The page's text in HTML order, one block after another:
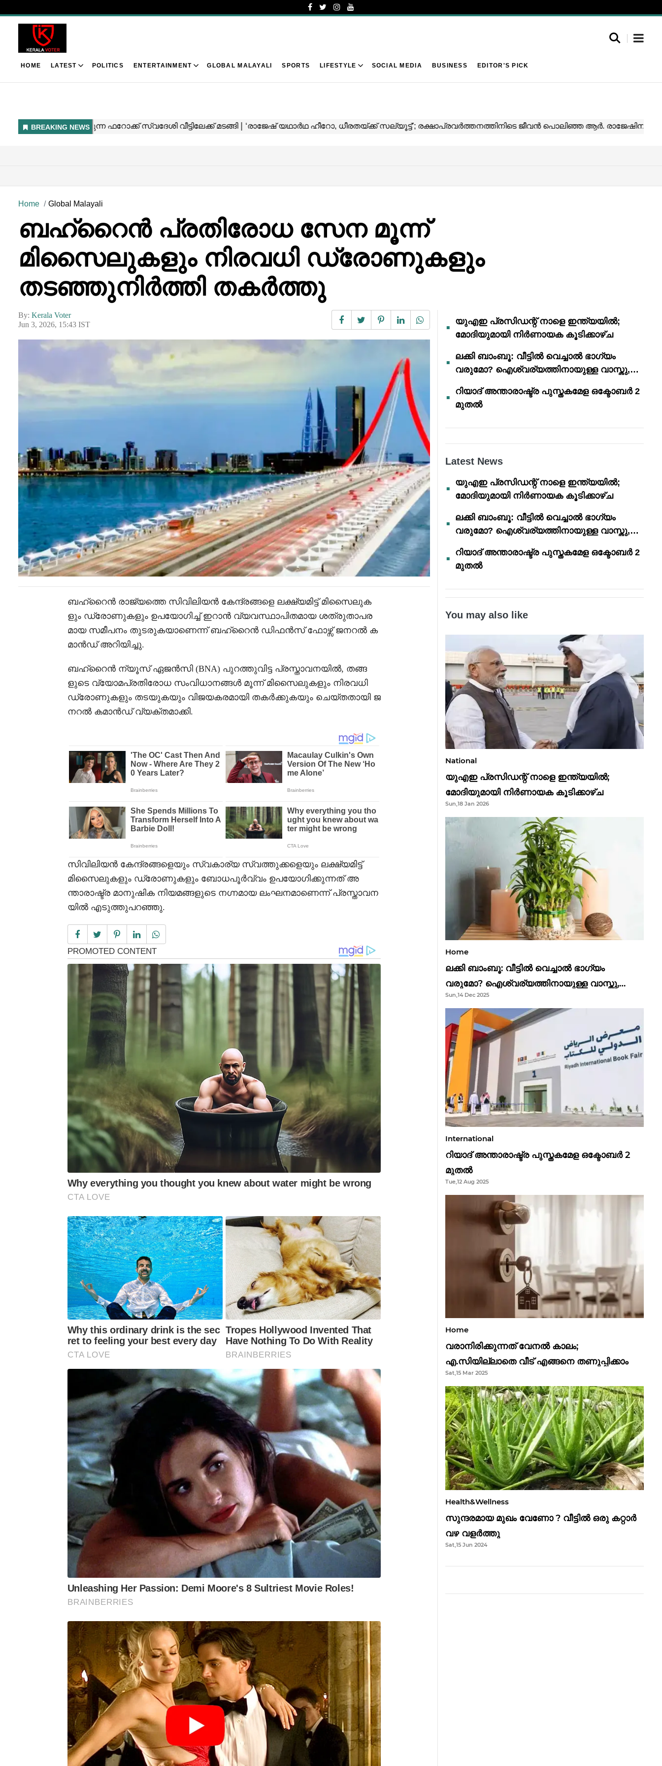
HOME LATEST POLITICS ENTERTAINMENT GLOBAL MALAYALI SPORTS LIFESTYLE SOCIAL MEDIA BUSINESS EDITOR'S PICK
Home Global Malayali
ബഹ്‌റൈൻ പ്രതിരോധ സേന മൂന്ന്
മിസൈലുകളും നിരവധി ഡ്രോണുകളും
തടഞ്ഞുനിർത്തി തകർത്തു
By: Kerala Voter
Jun 3, 2026, 15:43 IST
ബഹ്റൈൻ രാജ്യത്തെ സിവിലിയൻ കേന്ദ്രങ്ങളെ ലക്ഷ്യമിട്ട് മിസൈലുക
ളും ഡ്രോണുകളും ഉപയോഗിച്ച് ഇറാൻ വ്യവസ്ഥാപിതമായ ശത്രുതാപര
മായ സമീപനം തുടരുകയാണെന്ന് ബഹ്റൈൻ ഡിഫൻസ് ഫോഴ്സ് ജനറൽ ക
മാൻഡ് അറിയിച്ചു.
ബഹ്റൈൻ ന്യൂസ് ഏജൻസി (BNA) പുറത്തുവിട്ട പ്രസ്താവനയിൽ, തങ്ങ
ളുടെ വ്യോമപ്രതിരോധ സംവിധാനങ്ങൾ മൂന്ന് മിസൈലുകളും നിരവധി
ഡ്രോണുകളും തടയുകയും വിജയകരമായി തകർക്കുകയും ചെയ്തതായി ജ
നറൽ കമാൻഡ് വ്യക്തമാക്കി.
സിവിലിയൻ കേന്ദ്രങ്ങളെയും സ്വകാര്യ സ്വത്തുക്കളെയും ലക്ഷ്യമിട്ട്
മിസൈലുകളും ഡ്രോണുകളും ബോധപൂർവ്വം ഉപയോഗിക്കുന്നത് അ
ന്താരാഷ്ട്ര മാനുഷിക നിയമങ്ങളുടെ നഗ്നമായ ലംഘനമാണെന്ന് പ്രസ്താവന
യിൽ എടുത്തുപറഞ്ഞു.
യുഎഇ പ്രസിഡന്റ് നാളെ ഇന്ത്യയിൽ;
മോദിയുമായി നിർണായക കൂടിക്കാഴ്ച
ലക്കി ബാംബൂ: വീട്ടിൽ വെച്ചാൽ ഭാഗ്യം
വരുമോ? ഐശ്വര്യത്തിനായുള്ള വാസ്തു,
റിയാദ് അന്താരാഷ്ട്ര പുസ്തകമേള ഒക്ടോബർ 2
മുതൽ
Latest News
യുഎഇ പ്രസിഡന്റ് നാളെ ഇന്ത്യയിൽ;
മോദിയുമായി നിർണായക കൂടിക്കാഴ്ച
ലക്കി ബാംബൂ: വീട്ടിൽ വെച്ചാൽ ഭാഗ്യം
വരുമോ? ഐശ്വര്യത്തിനായുള്ള വാസ്തു,
റിയാദ് അന്താരാഷ്ട്ര പുസ്തകമേള ഒക്ടോബർ 2
മുതൽ
You may also like
National
യുഎഇ പ്രസിഡന്റ് നാളെ ഇന്ത്യയിൽ;
മോദിയുമായി നിർണായക കൂടിക്കാഴ്ച
Sun,18 Jan 2026
Home
ലക്കി ബാംബൂ: വീട്ടിൽ വെച്ചാൽ ഭാഗ്യം
വരുമോ? ഐശ്വര്യത്തിനായുള്ള വാസ്തു,
ഫെങ് ഷൂയി വിശ്വാസങ്ങൾ
Sun,14 Dec 2025
International
റിയാദ് അന്താരാഷ്ട്ര പുസ്തകമേള ഒക്ടോബർ 2
മുതൽ
Tue,12 Aug 2025
Home
വരാനിരിക്കുന്നത് വേനൽ കാലം;
എ.സിയില്ലാതെ വീട് എങ്ങനെ തണുപ്പിക്കാം
Sat,15 Mar 2025
Health&Wellness
സുന്ദരമായ മുഖം വേണോ ? വീട്ടിൽ ഒരു കറ്റാർ
വഴ വളർത്തു
Sat,15 Jun 2024